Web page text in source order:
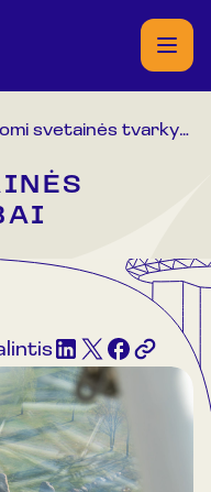
Vykdomi svetainės tvarkymo darbai